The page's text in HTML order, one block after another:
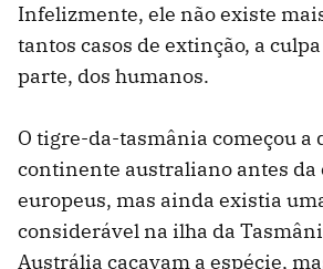
Infelizmente, ele não existe
tantos casos de extinção, a
parte, dos humanos.
O tigre-da-tasmânia começou a
continente australiano antes da
europeus, mas ainda existia
considerável na ilha da
Austrália caçavam a espécie,